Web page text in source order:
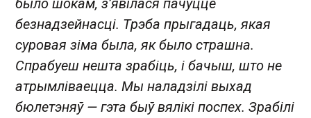
было шокам, з’явілася пачуццё
безнадзейнасці. Трэба прыгадаць, якая
суровая зіма была, як было страшна.
Спрабуеш нешта зрабіць, і бачыш, што не
атрымліваецца. Мы наладзілі выхад
бюлетэняў — гэта быў вялікі поспех. Зрабілі